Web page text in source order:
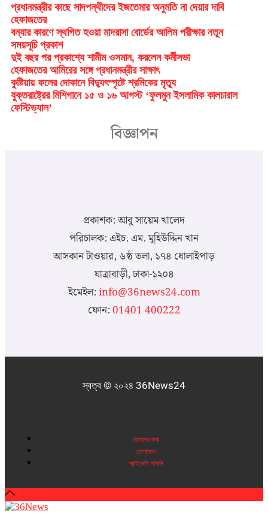
প্রধানমন্ত্রীর কাছে সাদপন্থীদের ইজতেমার অনুমতি না দেয়ার দাবি
হেফাজতের
বন্যার কারণে স্থগিত হওয়া মাদরাসা বোর্ডের আলিম পরীক্ষার নতুন
সময়সূচি প্রকাশ
দুই বছর পর প্রকাশ্যে শামীম ওসমান, করলেন কর্মীসভা
হেফাজতের আমিরের সঙ্গে প্রধানমন্ত্রীর সাক্ষাৎ
কুষ্টিয়ায় ফলের দোকানে বিদ্যুৎস্পৃষ্টে শ্রমিকের মৃত্যু
যুক্তরাষ্ট্রের মিশিগানে ১৫ ও ১৬ আগস্ট ‘ফুলমুন ইসলামিক কালচারাল
ফেস্টিভ্যাল’
বিজ্ঞাপন
প্রকাশক: আবু সায়েম খালেদ
পরিচালক: এইচ. এম. মুহিউদ্দিন খান
আসকান টাওয়ার, ৬ষ্ঠ তলা, ১৭৪ ধোলাইপাড়
যাত্রাবাড়ী, ঢাকা-১২০৪
ইমেইল:info@36news24.com
ফোন:01401 400222
স্বত্ব © ২০২৪ 36News24
আমাদের কথা
যোগাযোগ
প্রাইভেসি পলিসি